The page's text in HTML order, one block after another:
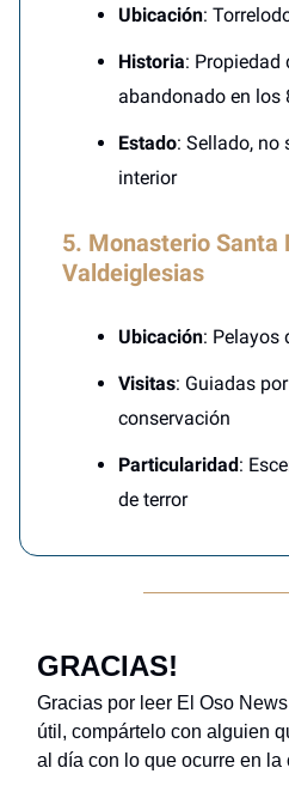
Ubicación:
Historia: Propiedad
abandonado en los
Estado: Sellado, no
interior
5. Monasterio Santa
Valdeiglesias
Ubicación: Pelayos
Visitas: Guiadas
conservación
Particularidad:
de terror
GRACIAS!
Gracias por leer El Oso
útil, compártelo con alguien
al día con lo que ocurre en la